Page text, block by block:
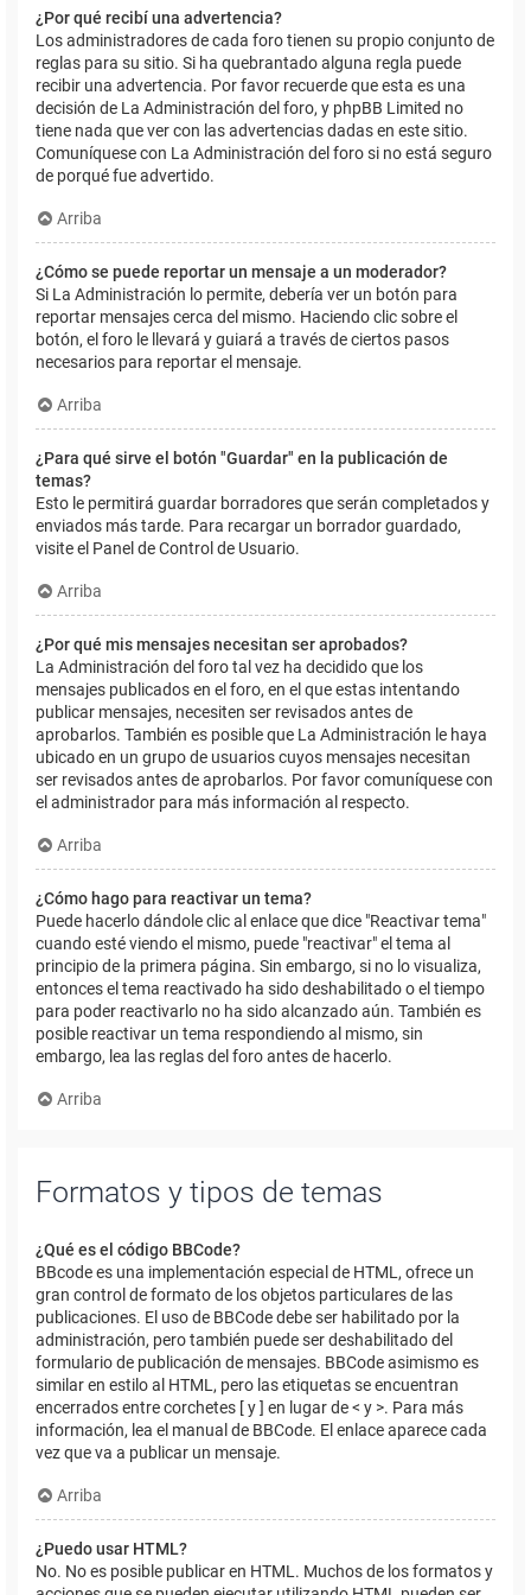
¿Por qué recibí una advertencia?
Los administradores de cada foro tienen su propio conjunto de
reglas para su sitio. Si ha quebrantado alguna regla puede
recibir una advertencia. Por favor recuerde que esta es una
decisión de La Administración del foro, y phpBB Limited no
tiene nada que ver con las advertencias dadas en este sitio.
Comuníquese con La Administración del foro si no está seguro
de porqué fue advertido.
Arriba
¿Cómo se puede reportar un mensaje a un moderador?
Si La Administración lo permite, debería ver un botón para
reportar mensajes cerca del mismo. Haciendo clic sobre el
botón, el foro le llevará y guiará a través de ciertos pasos
necesarios para reportar el mensaje.
Arriba
¿Para qué sirve el botón "Guardar" en la publicación de
temas?
Esto le permitirá guardar borradores que serán completados y
enviados más tarde. Para recargar un borrador guardado,
visite el Panel de Control de Usuario.
Arriba
¿Por qué mis mensajes necesitan ser aprobados?
La Administración del foro tal vez ha decidido que los
mensajes publicados en el foro, en el que estas intentando
publicar mensajes, necesiten ser revisados antes de
aprobarlos. También es posible que La Administración le haya
ubicado en un grupo de usuarios cuyos mensajes necesitan
ser revisados antes de aprobarlos. Por favor comuníquese con
el administrador para más información al respecto.
Arriba
¿Cómo hago para reactivar un tema?
Puede hacerlo dándole clic al enlace que dice "Reactivar tema"
cuando esté viendo el mismo, puede "reactivar" el tema al
principio de la primera página. Sin embargo, si no lo visualiza,
entonces el tema reactivado ha sido deshabilitado o el tiempo
para poder reactivarlo no ha sido alcanzado aún. También es
posible reactivar un tema respondiendo al mismo, sin
embargo, lea las reglas del foro antes de hacerlo.
Arriba
Formatos y tipos de temas
¿Qué es el código BBCode?
BBcode es una implementación especial de HTML, ofrece un
gran control de formato de los objetos particulares de las
publicaciones. El uso de BBCode debe ser habilitado por la
administración, pero también puede ser deshabilitado del
formulario de publicación de mensajes. BBCode asimismo es
similar en estilo al HTML, pero las etiquetas se encuentran
encerrados entre corchetes [ y ] en lugar de < y >. Para más
información, lea el manual de BBCode. El enlace aparece cada
vez que va a publicar un mensaje.
Arriba
¿Puedo usar HTML?
No. No es posible publicar en HTML. Muchos de los formatos y